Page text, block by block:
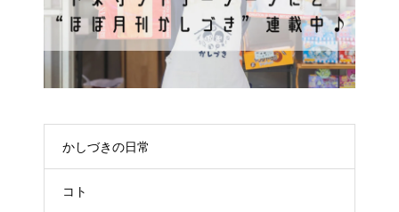
かしづきの日常
コト